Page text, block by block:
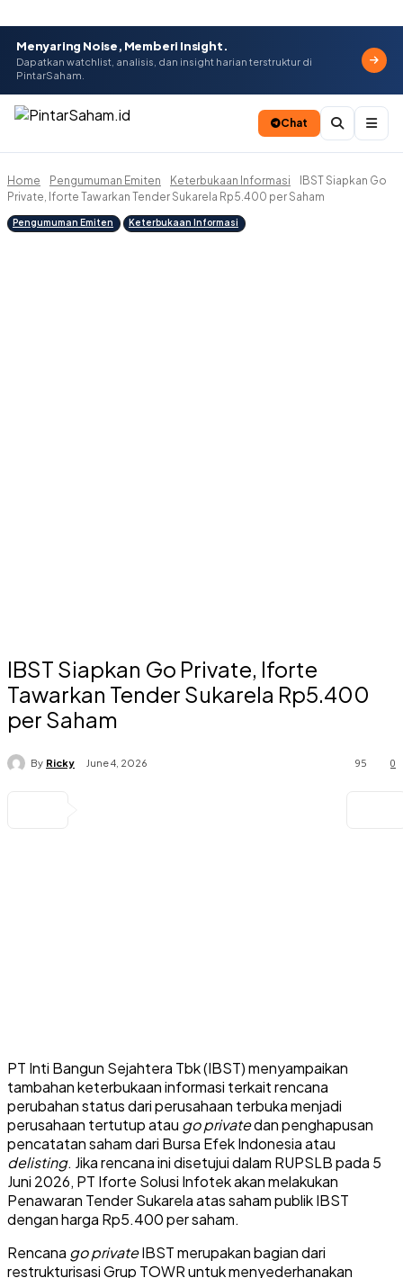
Menyaring Noise, Memberi Insight.
Dapatkan watchlist, analisis, dan insight harian terstruktur di
PintarSaham.
Chat
Batal
Home Pengumuman Emiten Keterbukaan Informasi
IBST Siapkan Go
Private, Iforte Tawarkan Tender Sukarela Rp5.400 per Saham
Pengumuman Emiten Keterbukaan Informasi
IBST Siapkan Go Private, Iforte
Tawarkan Tender Sukarela Rp5.400
per Saham
By Ricky June 4, 2026 0
95
PT Inti Bangun Sejahtera Tbk (IBST) menyampaikan
tambahan keterbukaan informasi terkait rencana
perubahan status dari perusahaan terbuka menjadi
perusahaan tertutup atau go privatedan penghapusan
pencatatan saham dari Bursa Efek Indonesia atau
delisting. Jika rencana ini disetujui dalam RUPSLB pada 5
Juni 2026, PT Iforte Solusi Infotek akan melakukan
Penawaran Tender Sukarela atas saham publik IBST
dengan harga Rp5.400 per saham.
Rencana go privateIBST merupakan bagian dari
restrukturisasi Grup TOWR untuk menyederhanakan